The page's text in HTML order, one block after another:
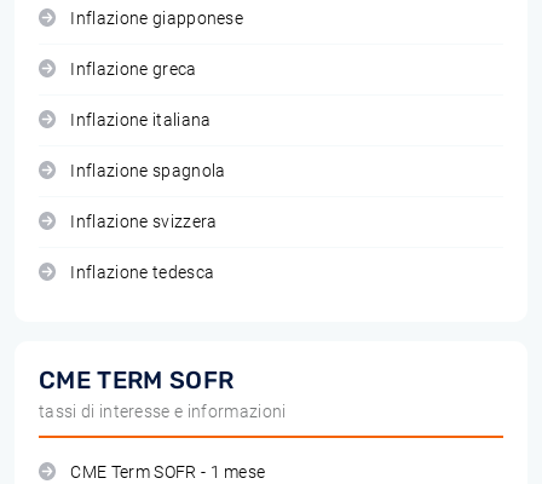
Inflazione giapponese
Inflazione greca
Inflazione italiana
Inflazione spagnola
Inflazione svizzera
Inflazione tedesca
CME TERM SOFR
tassi di interesse e informazioni
CME Term SOFR - 1 mese